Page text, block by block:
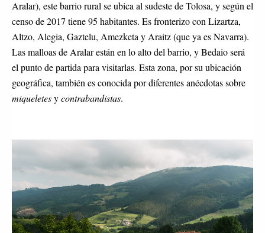
Aralar), este barrio rural se ubica al sudeste de Tolosa, y según el
censo de 2017 tiene 95 habitantes. Es fronterizo con Lizartza,
Altzo, Alegia, Gaztelu, Amezketa y Araitz (que ya es Navarra).
Las malloas de Aralar están en lo alto del barrio, y Bedaio será
el punto de partida para visitarlas. Esta zona, por su ubicación
miqueletes y contrabandistas.